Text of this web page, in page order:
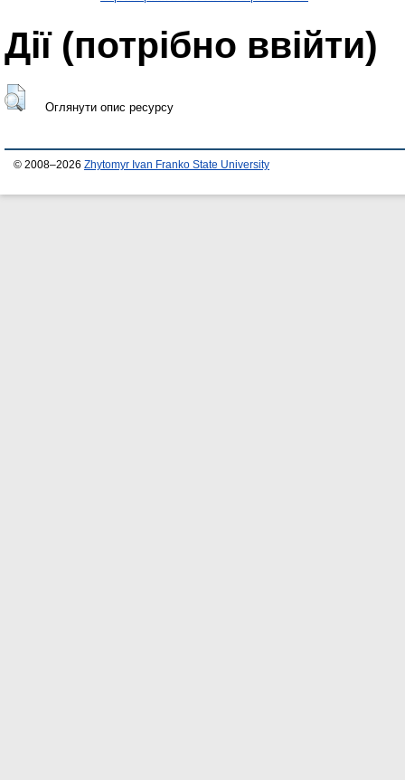
Дії ​​(потрібно ввійти)
Оглянути опис ресурсу
© 2008–2026 Zhytomyr Ivan Franko State University